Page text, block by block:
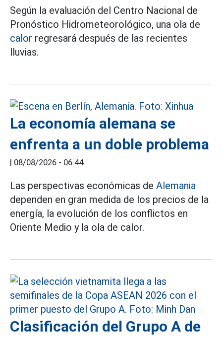
Según la evaluación del Centro Nacional de
Pronóstico Hidrometeorológico, una ola de
calor regresará después de las recientes
lluvias.
La economía alemana se
enfrenta a un doble problema
| 08/08/2026 - 06:44
Las perspectivas económicas de Alemania
dependen en gran medida de los precios de la
energía, la evolución de los conflictos en
Oriente Medio y la ola de calor.
Clasificación del Grupo A de